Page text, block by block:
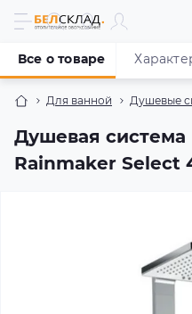
Для ванной Душевые
Душевая система
Rainmaker Select
Все о товаре